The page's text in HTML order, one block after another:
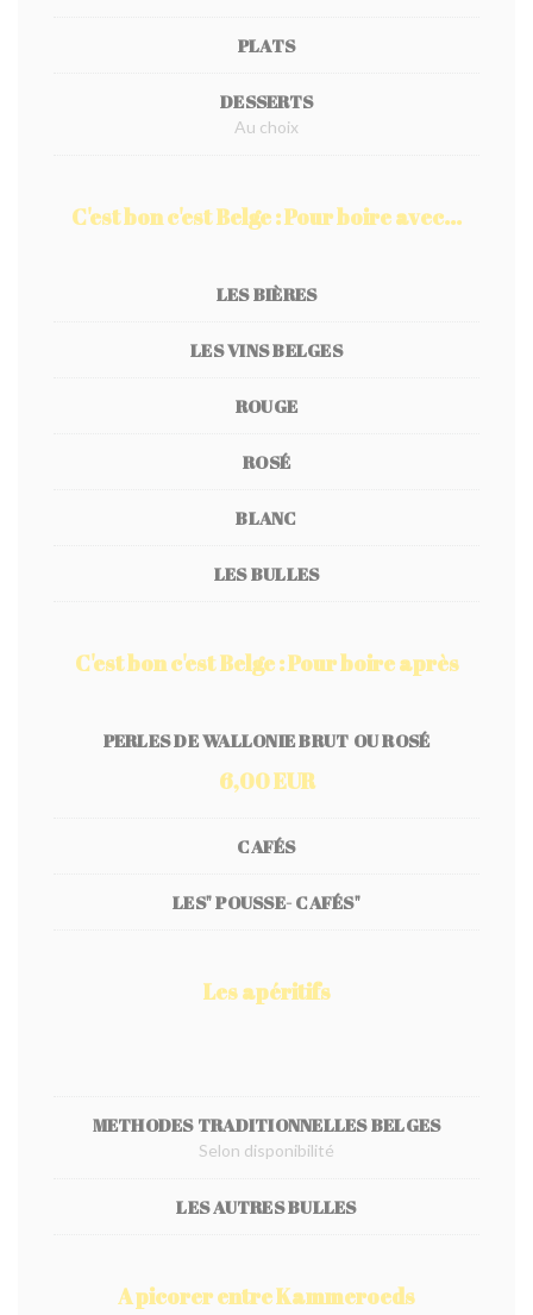
PLATS
DESSERTS
Au choix
C'est bon c'est Belge : Pour boire avec...
LES BIÈRES
LES VINS BELGES
ROUGE
ROSÉ
BLANC
LES BULLES
C'est bon c'est Belge : Pour boire après
PERLES DE WALLONIE BRUT OU ROSÉ
6,00 EUR
CAFÉS
LES" POUSSE- CAFÉS"
Les apéritifs
METHODES TRADITIONNELLES BELGES
Selon disponibilité
LES AUTRES BULLES
A picorer entre Kammeroeds